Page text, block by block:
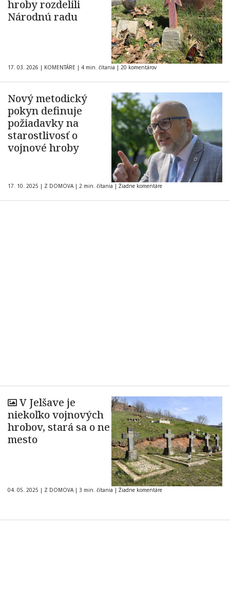
hroby rozdelili
Národnú radu
17. 03. 2026 | KOMENTÁRE | 4 min. čítania | 20 komentárov
Nový metodický
pokyn definuje
požiadavky na
starostlivosť o
vojnové hroby
17. 10. 2025 | Z DOMOVA | 2 min. čítania | Žiadne komentáre
V Jelšave je
niekoľko vojnových
hrobov, stará sa o ne
mesto
04. 05. 2025 | Z DOMOVA | 3 min. čítania | Žiadne komentáre